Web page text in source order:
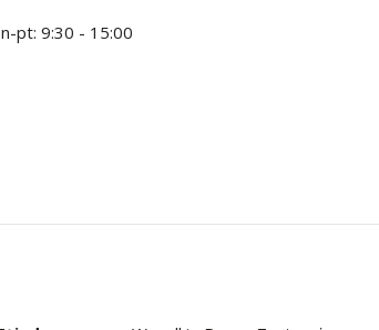
pt: 9:30 - 15:00